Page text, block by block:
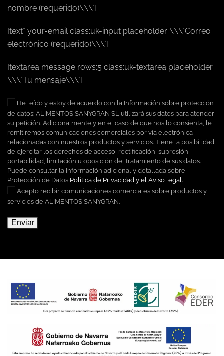
nombre (requerido)\\\"]
[text* your-email class:uk-input placeholder \\\"Correo
electrónico (requerido)\\\"]
[textarea message rows:5 class:uk-textarea placeholder
\\\"Tu mensaje\\\"]
He leído y estoy de acuerdo con la Información sobre protección
de datos: ALIMENTOS SANYGRAN SL utilizará sus datos para atender
su petición. Adicionalmente y en el caso de que nos lo consienta, le
remitiremos comunicaciones comerciales por vía electrónica
relacionadas con nuestros productos y servicios. Tiene la posibilidad
de ejercitar los derechos de acceso, rectificación, supresión,
portabilidad, limitación u oposición del tratamiento de sus datos.
Puede consultar la información adicional y detallada sobre
Protección de Datos Política de Privacidad y el Aviso legal.
Acepto recibir comunicaciones comerciales sobre productos y
servicios de ALIMENTOS SANYGRAN.